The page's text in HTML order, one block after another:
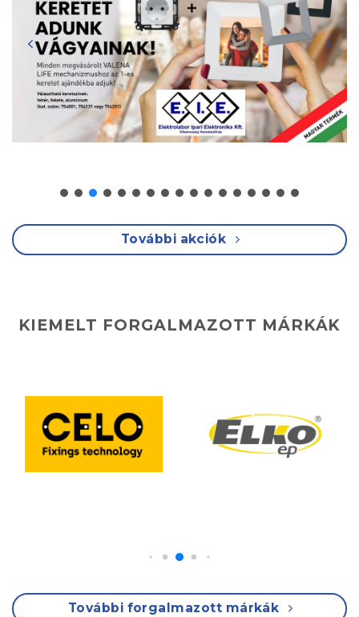
További akciók
KIEMELT FORGALMAZOTT MÁRKÁK
További forgalmazott márkák